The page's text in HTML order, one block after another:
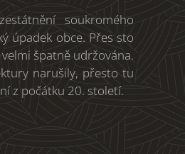
soukromého
úpadek obce. Přes sto
špatně udržována.
narušily, přesto tu
z počátku 20. století.